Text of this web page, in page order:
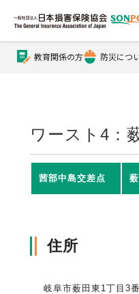
公式Xアカウント
損害保険とは？
自賠責保険
協会の活動・概要トップ
会員会社情報
教育関係の方 防災につ
ワースト4：
茜部中島交差点
住所
岐阜市薮田東1丁目3